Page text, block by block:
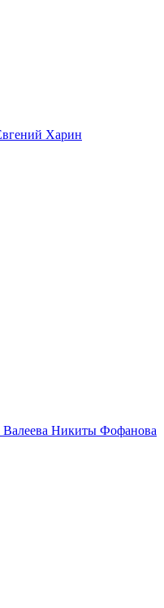
Харин
Валеева Никиты Фофанова